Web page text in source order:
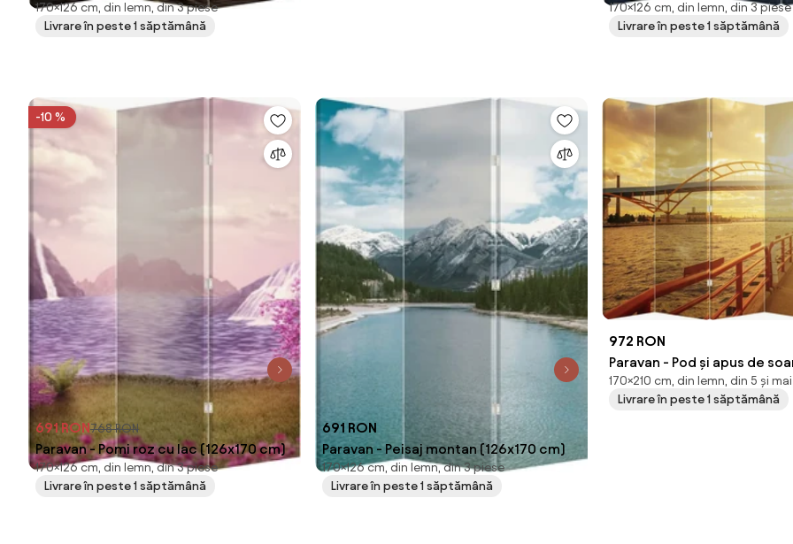
(126x170 cm)
170×126 cm, din lemn, din 3 piese
Livrare în peste 1 săptămână
(126x170 cm)
170×126 cm, din lemn, din 3 piese
Livrare în peste 1 săptămână
-10 %
691 RON768 RON
Paravan - Pomi roz cu lac (126x170 cm)
170×126 cm, din lemn, din 3 piese
Livrare în peste 1 săptămână
691 RON
Paravan - Peisaj montan (126x170 cm)
170×126 cm, din lemn, din 3 piese
Livrare în peste 1 săptămână
972 RON
Paravan - Pod și apus de
cm)
170×210 cm, din lemn, din 5 și
Livrare în peste 1 săptămână